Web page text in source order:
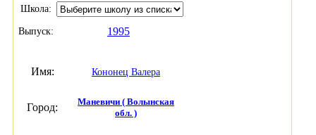
Школа:
Выпуск: 1995
Имя: Кононец Валера
Город:
Маневичи ( Волынская
обл. )